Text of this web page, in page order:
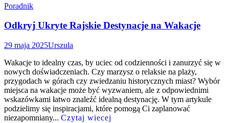
Poradnik
Odkryj Ukryte Rajskie Destynacje na Wakacje
29 maja 2025Urszula
Wakacje to idealny czas, by uciec od codzienności i zanurzyć się w
nowych doświadczeniach. Czy marzysz o relaksie na plaży,
przygodach w górach czy zwiedzaniu historycznych miast? Wybór
miejsca na wakacje może być wyzwaniem, ale z odpowiednimi
wskazówkami łatwo znaleźć idealną destynację. W tym artykule
podzielimy się inspiracjami, które pomogą Ci zaplanować
niezapomniany... Czytaj wiecej